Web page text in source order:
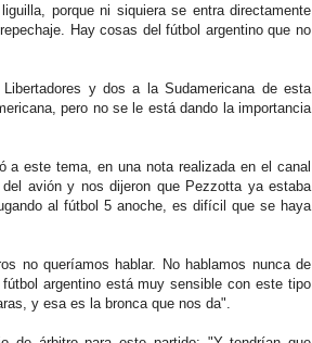
porque ni siquiera se entra directamente
Hay cosas del fútbol argentino que no
y dos a la Sudamericana de esta
pero no se le está dando la importancia
a este tema, en una nota realizada en el canal
avión y nos dijeron que Pezzotta ya estaba
al fútbol 5 anoche, es difícil que se haya
no queríamos hablar. No hablamos nunca de
argentino está muy sensible con este tipo
y esa es la bronca que nos da".